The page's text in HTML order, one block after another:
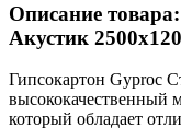
Описание
Акустик
Гипсокартон Gyproc
высококачественный
который обладает